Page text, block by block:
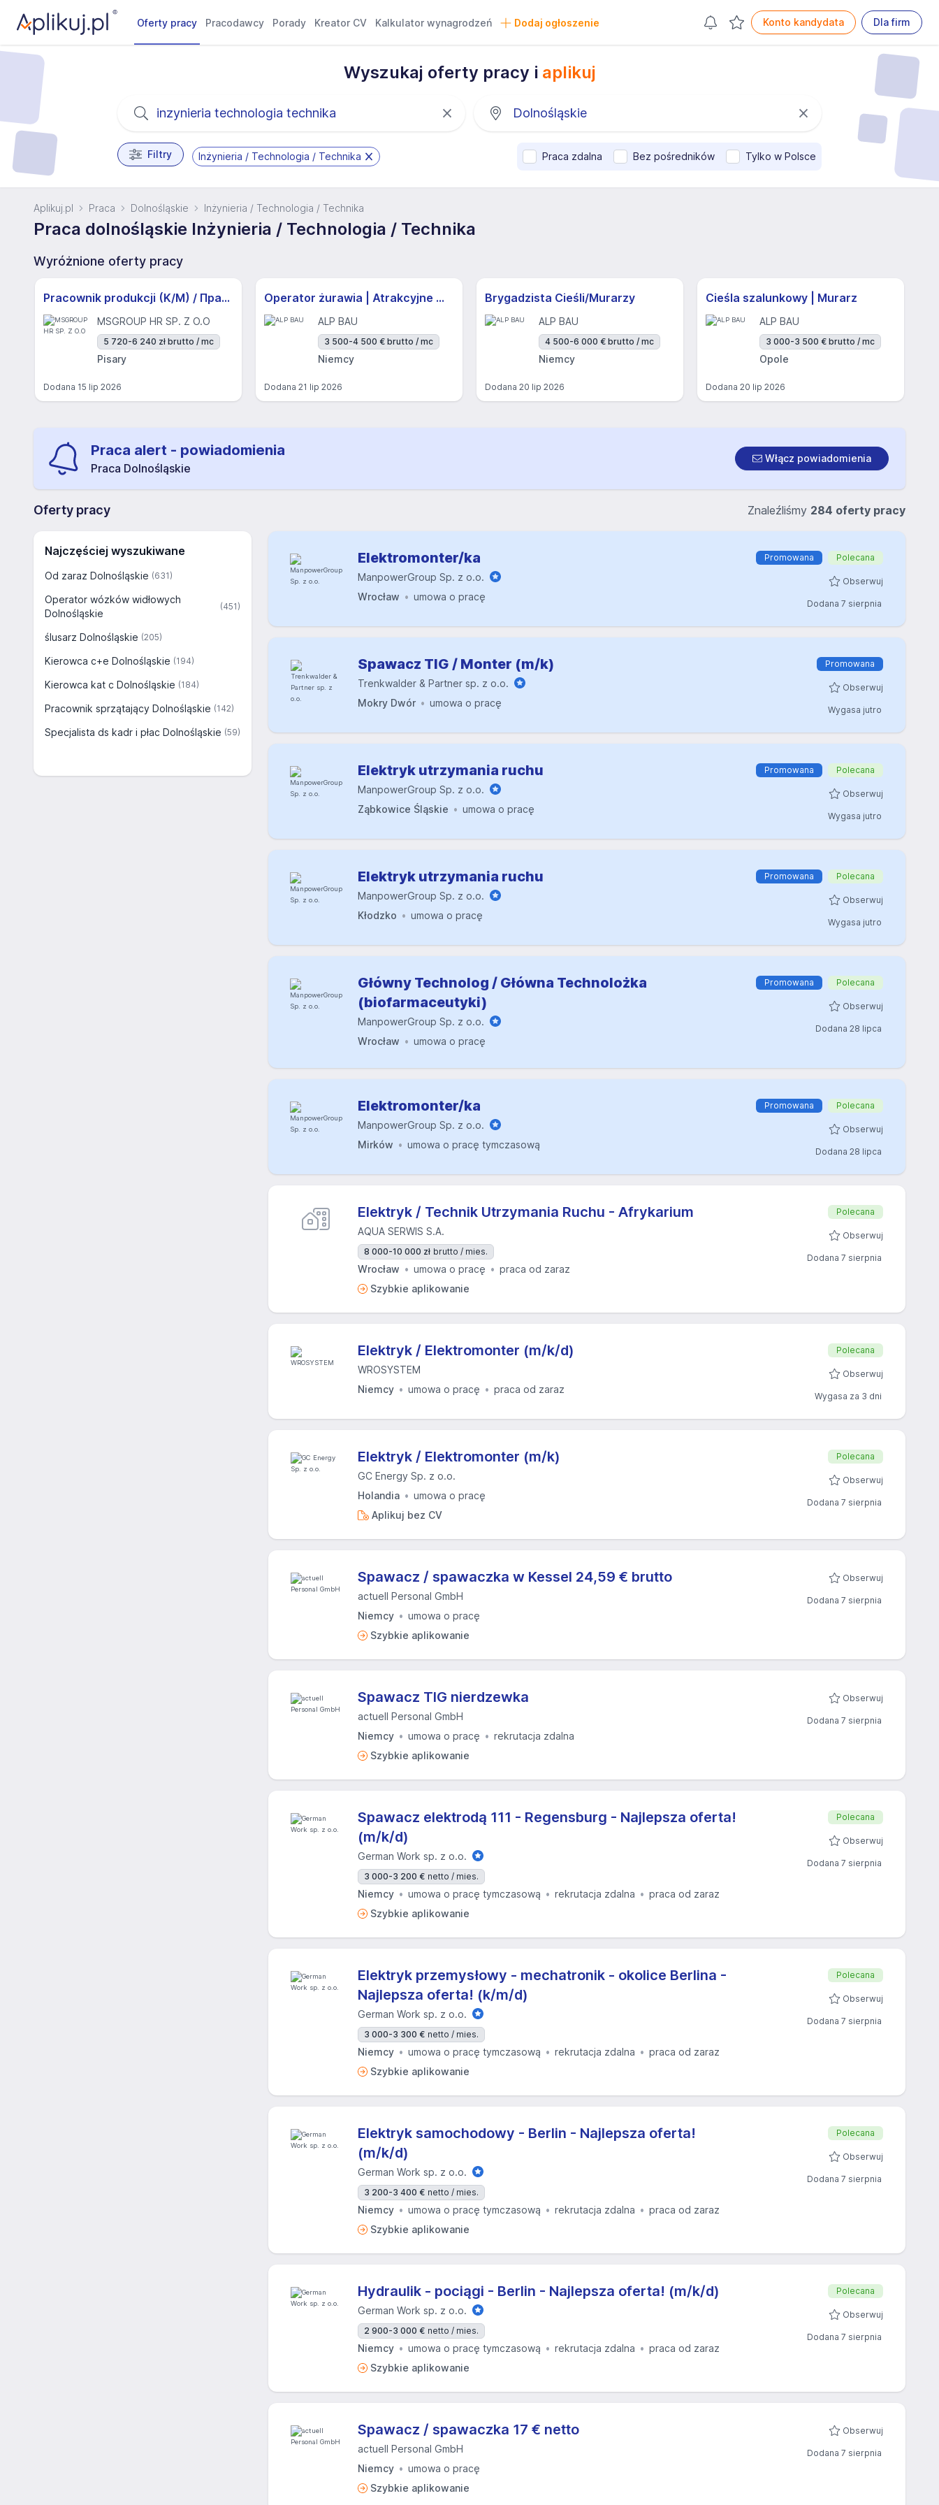
Oferty pracy Pracodawcy Porady Kreator CV Kalkulator wynagrodzeń Dodaj ogłoszenie Konto kandydata Dla firm
Wyszukaj oferty pracy i aplikuj
Filtry Inżynieria / Technologia / Technika Praca zdalna Bez pośredników Tylko w Polsce
Aplikuj.pl Praca Dolnośląskie Inżynieria / Technologia / Technika
Praca dolnośląskie Inżynieria / Technologia / Technika
Wyróżnione oferty pracy
Pracownik produkcji (K/M) / Працівники продукції Huber-Suhner (K/M)
MSGROUP HR SP. Z O.O
5 720-6 240 zł brutto / mc
Pisary
Dodana 15 lip 2026
Operator żurawia | Atrakcyjne Warunki
ALP BAU
3 500-4 500 € brutto / mc
Niemcy
Dodana 21 lip 2026
Brygadzista Cieśli/Murarzy
ALP BAU
4 500-6 000 € brutto / mc
Niemcy
Dodana 20 lip 2026
Cieśla szalunkowy | Murarz
ALP BAU
3 000-3 500 € brutto / mc
Opole
Dodana 20 lip 2026
Praca alert - powiadomienia
Praca Dolnośląskie
Włącz powiadomienia
Oferty pracy Znaleźliśmy 284 oferty pracy
Najczęściej wyszukiwane
Od zaraz Dolnośląskie (631)
Operator wózków widłowych
Dolnośląskie
(451)
ślusarz Dolnośląskie (205)
Kierowca c+e Dolnośląskie (194)
Kierowca kat c Dolnośląskie (184)
Pracownik sprzątający Dolnośląskie (142)
Specjalista ds kadr i płac Dolnośląskie (59)
Elektromonter/ka
ManpowerGroup Sp. z o.o.
Wrocław
umowa o pracę
Promowana Polecana
Obserwuj
Dodana 7 sierpnia
Spawacz TIG / Monter (m/k)
Trenkwalder & Partner sp. z o.o.
Mokry Dwór
umowa o pracę
Promowana
Obserwuj
Wygasa jutro
Elektryk utrzymania ruchu
ManpowerGroup Sp. z o.o.
Ząbkowice Śląskie
umowa o pracę
Promowana Polecana
Obserwuj
Wygasa jutro
Elektryk utrzymania ruchu
ManpowerGroup Sp. z o.o.
Kłodzko
umowa o pracę
Promowana Polecana
Obserwuj
Wygasa jutro
Główny Technolog / Główna Technolożka
(biofarmaceutyki)
ManpowerGroup Sp. z o.o.
Wrocław
umowa o pracę
Promowana Polecana
Obserwuj
Dodana 28 lipca
Elektromonter/ka
ManpowerGroup Sp. z o.o.
Mirków
umowa o pracę tymczasową
Promowana Polecana
Obserwuj
Dodana 28 lipca
Elektryk / Technik Utrzymania Ruchu - Afrykarium
AQUA SERWIS S.A.
8 000-10 000 zł brutto / mies.
Wrocław umowa o pracę
praca od zaraz
Szybkie aplikowanie
Polecana
Obserwuj
Dodana 7 sierpnia
Elektryk / Elektromonter (m/k/d)
WROSYSTEM
Niemcy
umowa o pracę praca od zaraz
Polecana
Obserwuj
Wygasa za 3 dni
Elektryk / Elektromonter (m/k)
GC Energy Sp. z o.o.
Holandia
umowa o pracę
Aplikuj bez CV
Polecana
Obserwuj
Dodana 7 sierpnia
Spawacz / spawaczka w Kessel 24,59 € brutto
actuell Personal GmbH
Niemcy
umowa o pracę
Szybkie aplikowanie
Obserwuj
Dodana 7 sierpnia
Spawacz TIG nierdzewka
actuell Personal GmbH
Niemcy
umowa o pracę
rekrutacja zdalna
Szybkie aplikowanie
Obserwuj
Dodana 7 sierpnia
Spawacz elektrodą 111 - Regensburg - Najlepsza oferta!
(m/k/d)
German Work sp. z o.o.
3 000-3 200 € netto / mies.
Niemcy umowa o pracę tymczasową rekrutacja zdalna
praca od zaraz
Szybkie aplikowanie
Polecana
Obserwuj
Dodana 7 sierpnia
Elektryk przemysłowy - mechatronik - okolice Berlina -
Najlepsza oferta! (k/m/d)
German Work sp. z o.o.
3 000-3 300 € netto / mies.
Niemcy umowa o pracę tymczasową rekrutacja zdalna
praca od zaraz
Szybkie aplikowanie
Polecana
Obserwuj
Dodana 7 sierpnia
Elektryk samochodowy - Berlin - Najlepsza oferta!
(m/k/d)
German Work sp. z o.o.
3 200-3 400 € netto / mies.
Niemcy umowa o pracę tymczasową rekrutacja zdalna
praca od zaraz
Szybkie aplikowanie
Polecana
Obserwuj
Dodana 7 sierpnia
Hydraulik - pociągi - Berlin - Najlepsza oferta! (m/k/d)
German Work sp. z o.o.
2 900-3 000 € netto / mies.
Niemcy umowa o pracę tymczasową rekrutacja zdalna
praca od zaraz
Szybkie aplikowanie
Polecana
Obserwuj
Dodana 7 sierpnia
Spawacz / spawaczka 17 € netto
actuell Personal GmbH
Niemcy
umowa o pracę
Szybkie aplikowanie
Obserwuj
Dodana 7 sierpnia